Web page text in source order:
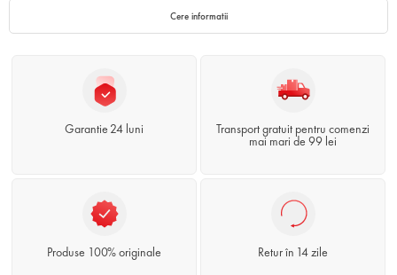
Cere informatii
Garantie 24 luni
Transport gratuit pentru comenzi
mai mari de 99 lei
Produse 100% originale Retur în 14 zile